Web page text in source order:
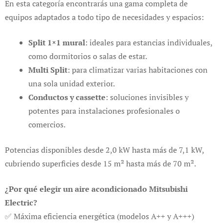
En esta categoría encontrarás una gama completa de
equipos adaptados a todo tipo de necesidades y espacios:
Split 1×1 mural: ideales para estancias individuales,
como dormitorios o salas de estar.
Multi Split: para climatizar varias habitaciones con
una sola unidad exterior.
Conductos y cassette: soluciones invisibles y
potentes para instalaciones profesionales o
comercios.
Potencias disponibles desde 2,0 kW hasta más de 7,1 kW,
cubriendo superficies desde 15 m² hasta más de 70 m².
¿Por qué elegir un aire acondicionado Mitsubishi
Electric?
✅ Máxima eficiencia energética (modelos A++ y A+++)